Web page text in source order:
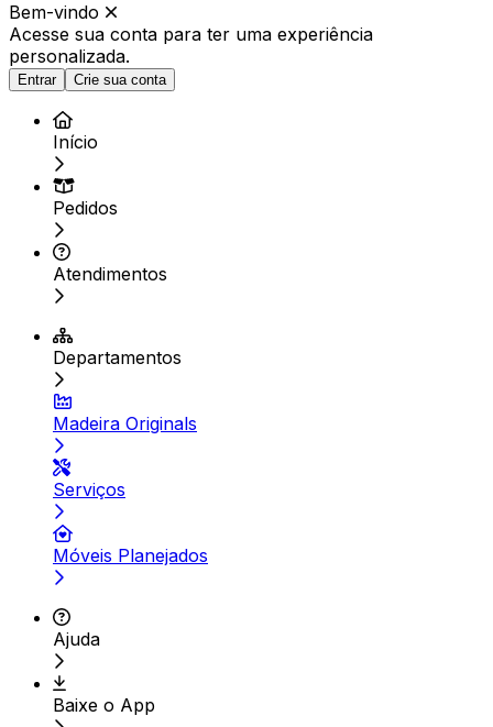
Bem-vindo
Acesse sua conta para ter uma experiência
personalizada.
Entrar Crie sua conta
Início
Pedidos
Atendimentos
Departamentos
Madeira Originals
Serviços
Móveis Planejados
Ajuda
Baixe o App